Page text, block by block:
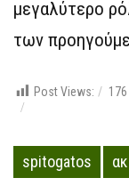
μεγαλύτερο
των
Post Views: 176
spitogatos